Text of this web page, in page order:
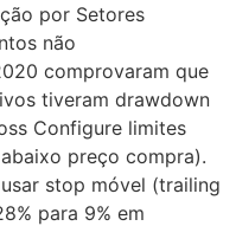
por Setores
não
comprovaram que
tiveram drawdown
Configure limites
preço compra).
stop móvel (trailing
para 9% em